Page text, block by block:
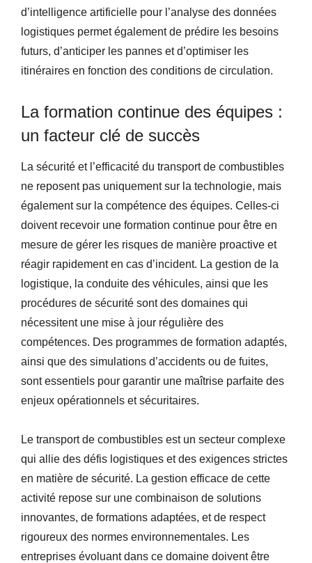
d’intelligence artificielle pour l’analyse des données
logistiques permet également de prédire les besoins
futurs, d’anticiper les pannes et d’optimiser les
itinéraires en fonction des conditions de circulation.
La formation continue des équipes :
un facteur clé de succès
La sécurité et l’efficacité du transport de combustibles
ne reposent pas uniquement sur la technologie, mais
également sur la compétence des équipes. Celles-ci
doivent recevoir une formation continue pour être en
mesure de gérer les risques de manière proactive et
réagir rapidement en cas d’incident. La gestion de la
logistique, la conduite des véhicules, ainsi que les
procédures de sécurité sont des domaines qui
nécessitent une mise à jour régulière des
compétences. Des programmes de formation adaptés,
ainsi que des simulations d’accidents ou de fuites,
sont essentiels pour garantir une maîtrise parfaite des
enjeux opérationnels et sécuritaires.
Le transport de combustibles est un secteur complexe
qui allie des défis logistiques et des exigences strictes
en matière de sécurité. La gestion efficace de cette
activité repose sur une combinaison de solutions
innovantes, de formations adaptées, et de respect
rigoureux des normes environnementales. Les
entreprises évoluant dans ce domaine doivent être